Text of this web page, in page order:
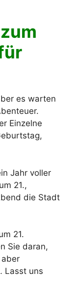
es warten
Einzelne
Jahr voller
21.,
die Stadt
21.
Sie daran,
Lasst uns